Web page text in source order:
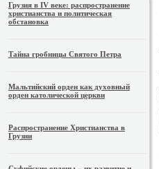
Грузия в IV веке: распространение
христианства и политическая
обстановка
Тайна гробницы Святого Петра
Мальтийский орден как духовный
орден католической церкви
Распространение Христианства в
Грузии